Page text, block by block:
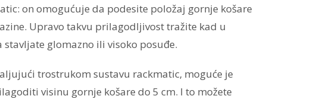
on omogućuje da podesite položaj gornje košare
Upravo takvu prilagodljivost tražite kad u
glomazno ili visoko posuđe.
trostrukom sustavu rackmatic, moguće je
visinu gornje košare do 5 cm. I to možete